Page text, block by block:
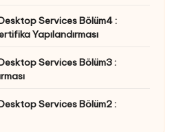
Services Bölüm4 :
Yapılandırması
Services Bölüm3 :
Services Bölüm2 :